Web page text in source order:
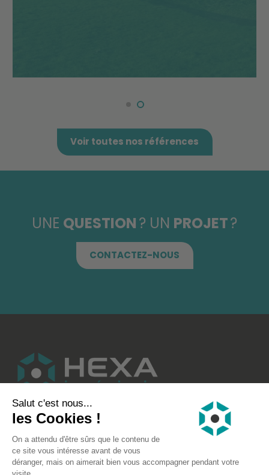
Voir toutes nos références
UNE QUESTION? UN PROJET?
CONTACTEZ-NOUS
HEXA INGÉNIERIE
NOUS CONTACTER